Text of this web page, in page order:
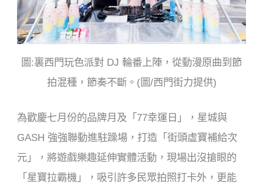
圖:裏西門玩色派對 DJ 輪番上陣，從動漫原曲到節
拍混種，節奏不斷。(圖/西門街力提供)
為歡慶七月份的品牌月及「77幸運日」，星城與
GASH 強強聯動進駐躁場，打造「街頭虛寶補給次
元」，將遊戲樂趣延伸實體活動，現場出沒搶眼的
「星寶拉霸機」，吸引許多民眾拍照打卡外，更能